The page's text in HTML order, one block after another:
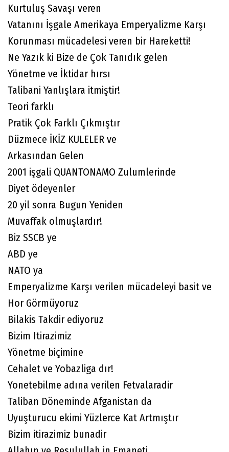
Kurtuluş Savaşı veren
Vatanını İşgale Amerikaya Emperyalizme Karşı
Korunması mücadelesi veren bir Hareketti!
Ne Yazık ki Bize de Çok Tanıdık gelen
Yönetme ve İktidar hırsı
Talibani Yanlışlara itmiştir!
Teori farklı
Pratik Çok Farklı Çıkmıştır
Düzmece İKİZ KULELER ve
Arkasından Gelen
2001 işgali QUANTONAMO Zulumlerinde
Diyet ödeyenler
20 yil sonra Bugun Yeniden
Muvaffak olmuşlardır!
Biz SSCB ye
ABD ye
NATO ya
Emperyalizme Karşı verilen mücadeleyi basit ve
Hor Görmüyoruz
Bilakis Takdir ediyoruz
Bizim Itirazimiz
Yönetme biçimine
Cehalet ve Yobazliga dır!
Yonetebilme adına verilen Fetvalaradir
Taliban Döneminde Afganistan da
Uyuşturucu ekimi Yüzlerce Kat Artmıştır
Bizim itirazimiz bunadir